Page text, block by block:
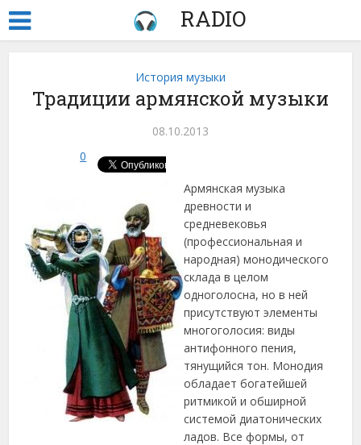
RADIO
История музыки
Традиции армянской музыки
08.10.2013
0
Армянская музыка
древности и
средневековья
(профессиональная и
народная) монодического
склада в целом
одноголосна, но в ней
присутствуют элементы
многоголосия: виды
антифонного пения,
тянущийся тон. Монодия
обладает богатейшей
ритмикой и обширной
системой диатонических
ладов. Все формы, от